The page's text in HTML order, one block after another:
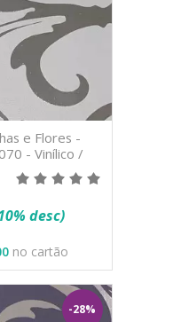
e Flores -
- Vinílico /
desc)
no cartão
-28%